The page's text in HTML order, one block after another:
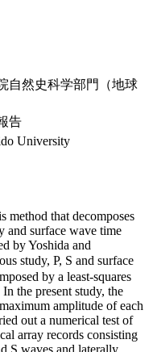
自然史科学部門（地球
告
University
method that decomposes
and surface wave time
by Yoshida and
study, P, S and surface
by a least-squares
the present study, the
amplitude of each
out a numerical test of
array records consisting
S waves and laterally